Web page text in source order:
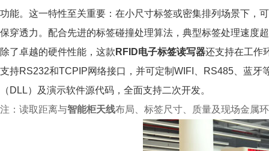
功能。这一特性至关重要：在小尺寸标签或密集排列场景下，
保穿透力。配合先进的标签碰撞处理算法，典型标签处理速度
除了卓越的硬件性能，这款 RFID电子标签读写器还支持在工作
支持RS232和TCPIP网络接口，并可定制WIFI、RS485、蓝牙
（DLL）及演示软件源代码，全面支持二次开发。
注：读取距离与智能柜天线布局、标签尺寸、质量及现场金属